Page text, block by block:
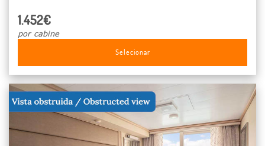
1.452€
por cabine
Selecionar